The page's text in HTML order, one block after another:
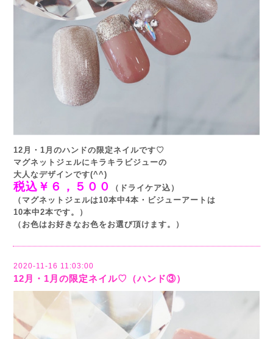
12月・1月のハンドの限定ネイルです♡
マグネットジェルにキラキラビジューの
大人なデザインです(^^)
税込￥６，５００
（ドライケア込）
（マグネットジェルは10本中4本・ビジューアートは
10本中2本です。）
（お色はお好きなお色をお選び頂けます。）
2020-11-16 11:03:00
12月・1月の限定ネイル♡（ハンド③）